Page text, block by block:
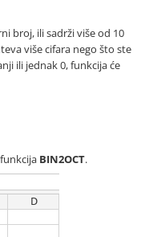
broj, ili sadrži više od 10
više cifara nego što ste
ili jednak 0, funkcija će
BIN2OCT.